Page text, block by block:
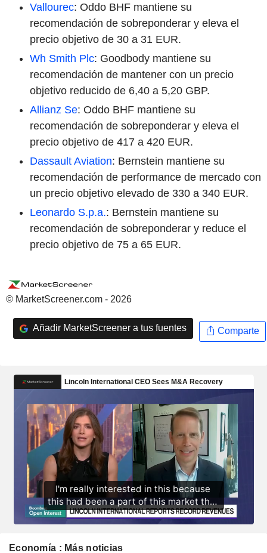
Vallourec: Oddo BHF mantiene su
recomendación de sobreponderar y eleva el
precio objetivo de 30 a 31 EUR.
Wh Smith Plc: Goodbody mantiene su
recomendación de mantener con un precio
objetivo reducido de 6,40 a 5,20 GBP.
Allianz Se: Oddo BHF mantiene su
recomendación de sobreponderar y eleva el
precio objetivo de 417 a 420 EUR.
Dassault Aviation: Bernstein mantiene su
recomendación de performance de mercado con
un precio objetivo elevado de 330 a 340 EUR.
Leonardo S.p.a.: Bernstein mantiene su
recomendación de sobreponderar y reduce el
precio objetivo de 75 a 65 EUR.
© MarketScreener.com - 2026
Añadir MarketScreener a tus fuentes Comparte
Economía : Más noticias